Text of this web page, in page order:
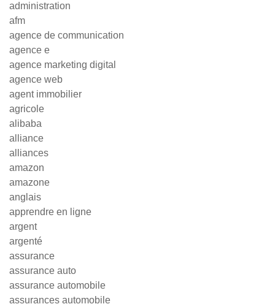
administration
afm
agence de communication
agence e
agence marketing digital
agence web
agent immobilier
agricole
alibaba
alliance
alliances
amazon
amazone
anglais
apprendre en ligne
argent
argenté
assurance
assurance auto
assurance automobile
assurances automobile